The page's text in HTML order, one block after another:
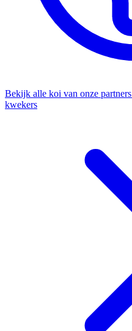
Bekijk alle koi van onze partners
kwekers